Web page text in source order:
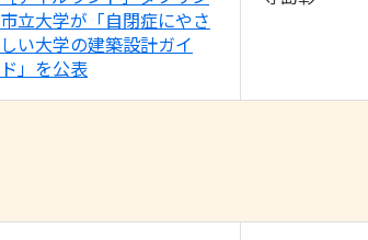
市立大学が「自閉症にやさ
しい大学の建築設計ガイ
ド」を公表